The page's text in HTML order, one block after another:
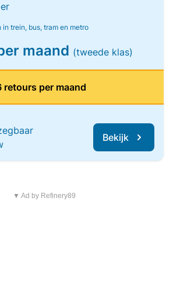
trein, bus, tram en metro
maand (tweede klas)
retours per maand
Bekijk
▼ Ad by Refinery89